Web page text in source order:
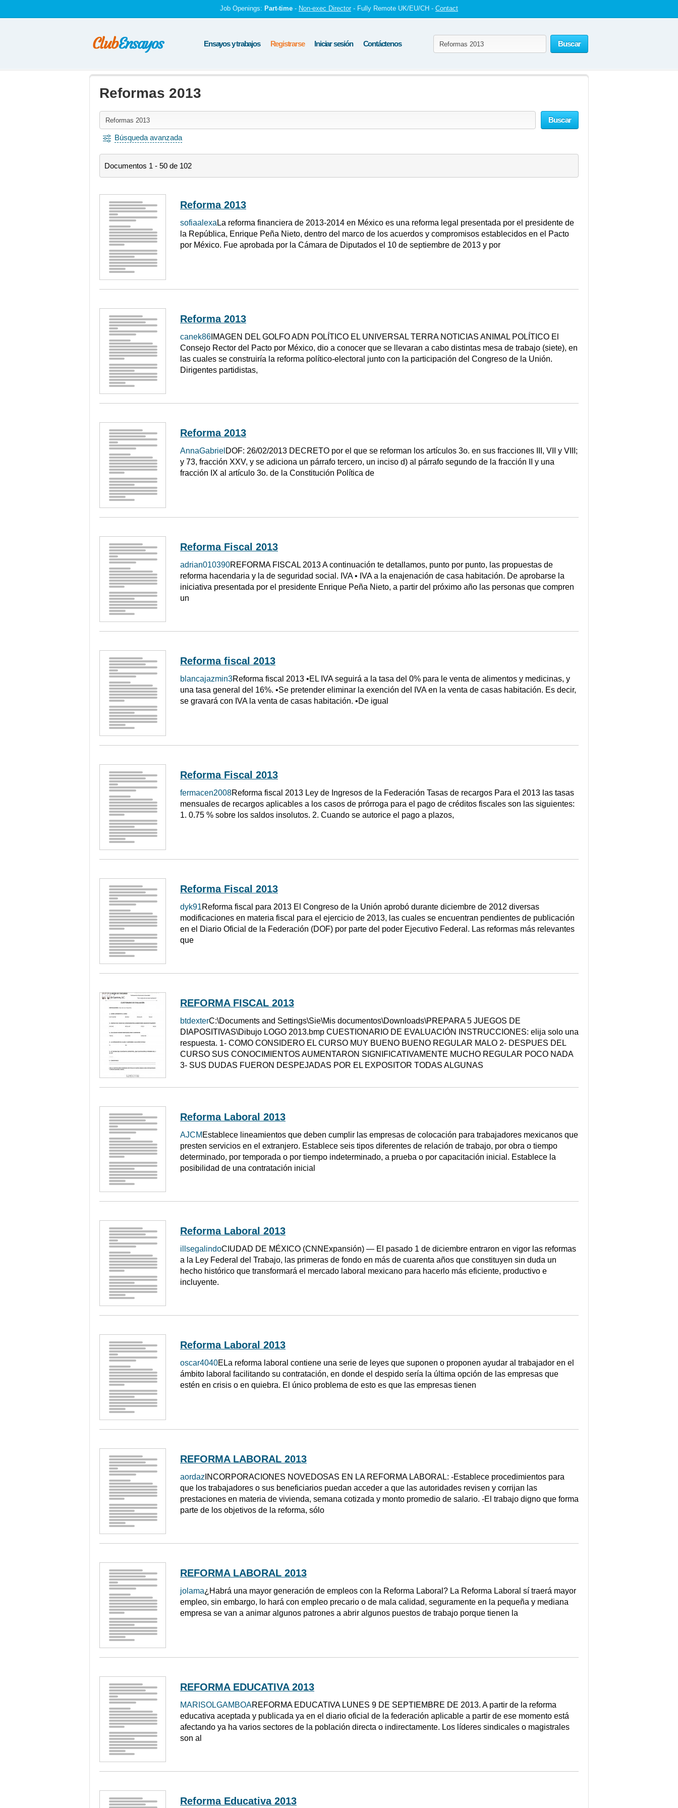
Job Openings: Part-time - Non-exec Director - Fully Remote UK/EU/CH - Contact
Buscar
Ensayos y trabajos Registrarse Iniciar sesión Contáctenos
Reformas 2013
Buscar
Búsqueda avanzada
Documentos 1 - 50 de 102
Reforma 2013
sofiaalexa La reforma financiera de 2013-2014 en México es una reforma legal presentada por el presidente de
la República, Enrique Peña Nieto, dentro del marco de los acuerdos y compromisos establecidos en el Pacto
por México. Fue aprobada por la Cámara de Diputados el 10 de septiembre de 2013 y por
Reforma 2013
canek86 IMAGEN DEL GOLFO ADN POLÍTICO EL UNIVERSAL TERRA NOTICIAS ANIMAL POLÍTICO El
Consejo Rector del Pacto por México, dio a conocer que se llevaran a cabo distintas mesa de trabajo (siete), en
las cuales se construiría la reforma político-electoral junto con la participación del Congreso de la Unión.
Dirigentes partidistas,
Reforma 2013
AnnaGabriel DOF: 26/02/2013 DECRETO por el que se reforman los artículos 3o. en sus fracciones III, VII y VIII;
y 73, fracción XXV, y se adiciona un párrafo tercero, un inciso d) al párrafo segundo de la fracción II y una
fracción IX al artículo 3o. de la Constitución Política de
Reforma Fiscal 2013
adrian010390REFORMA FISCAL 2013 A continuación te detallamos, punto por punto, las propuestas de
reforma hacendaria y la de seguridad social. IVA • IVA a la enajenación de casa habitación. De aprobarse la
iniciativa presentada por el presidente Enrique Peña Nieto, a partir del próximo año las personas que compren
un
Reforma fiscal 2013
blancajazmin3Reforma fiscal 2013 •EL IVA seguirá a la tasa del 0% para le venta de alimentos y medicinas, y
una tasa general del 16%. •Se pretender eliminar la exención del IVA en la venta de casas habitación. Es decir,
se gravará con IVA la venta de casas habitación. •De igual
Reforma Fiscal 2013
fermacen2008Reforma fiscal 2013 Ley de Ingresos de la Federación Tasas de recargos Para el 2013 las tasas
mensuales de recargos aplicables a los casos de prórroga para el pago de créditos fiscales son las siguientes:
1. 0.75 % sobre los saldos insolutos. 2. Cuando se autorice el pago a plazos,
Reforma Fiscal 2013
dyk91Reforma fiscal para 2013 El Congreso de la Unión aprobó durante diciembre de 2012 diversas
modificaciones en materia fiscal para el ejercicio de 2013, las cuales se encuentran pendientes de publicación
en el Diario Oficial de la Federación (DOF) por parte del poder Ejecutivo Federal. Las reformas más relevantes
que
REFORMA FISCAL 2013
btdexterC:\Documents and Settings\Sie\Mis documentos\Downloads\PREPARA 5 JUEGOS DE
DIAPOSITIVAS\Dibujo LOGO 2013.bmp CUESTIONARIO DE EVALUACIÓN INSTRUCCIONES: elija solo una
respuesta. 1- COMO CONSIDERO EL CURSO MUY BUENO BUENO REGULAR MALO 2- DESPUES DEL
CURSO SUS CONOCIMIENTOS AUMENTARON SIGNIFICATIVAMENTE MUCHO REGULAR POCO NADA
3- SUS DUDAS FUERON DESPEJADAS POR EL EXPOSITOR TODAS ALGUNAS
Reforma Laboral 2013
AJCM Establece lineamientos que deben cumplir las empresas de colocación para trabajadores mexicanos que
presten servicios en el extranjero. Establece seis tipos diferentes de relación de trabajo, por obra o tiempo
determinado, por temporada o por tiempo indeterminado, a prueba o por capacitación inicial. Establece la
posibilidad de una contratación inicial
Reforma Laboral 2013
illsegalindoCIUDAD DE MÉXICO (CNNExpansión) — El pasado 1 de diciembre entraron en vigor las reformas
a la Ley Federal del Trabajo, las primeras de fondo en más de cuarenta años que constituyen sin duda un
hecho histórico que transformará el mercado laboral mexicano para hacerlo más eficiente, productivo e
incluyente.
Reforma Laboral 2013
oscar4040ELa reforma laboral contiene una serie de leyes que suponen o proponen ayudar al trabajador en el
ámbito laboral facilitando su contratación, en donde el despido sería la última opción de las empresas que
estén en crisis o en quiebra. El único problema de esto es que las empresas tienen
REFORMA LABORAL 2013
aordaz INCORPORACIONES NOVEDOSAS EN LA REFORMA LABORAL: -Establece procedimientos para
que los trabajadores o sus beneficiarios puedan acceder a que las autoridades revisen y corrijan las
prestaciones en materia de vivienda, semana cotizada y monto promedio de salario. -El trabajo digno que forma
parte de los objetivos de la reforma, sólo
REFORMA LABORAL 2013
jolama¿Habrá una mayor generación de empleos con la Reforma Laboral? La Reforma Laboral sí traerá mayor
empleo, sin embargo, lo hará con empleo precario o de mala calidad, seguramente en la pequeña y mediana
empresa se van a animar algunos patrones a abrir algunos puestos de trabajo porque tienen la
REFORMA EDUCATIVA 2013
MARISOLGAMBOAREFORMA EDUCATIVA LUNES 9 DE SEPTIEMBRE DE 2013. A partir de la reforma
educativa aceptada y publicada ya en el diario oficial de la federación aplicable a partir de ese momento está
afectando ya ha varios sectores de la población directa o indirectamente. Los líderes sindicales o magistrales
son al
Reforma Educativa 2013